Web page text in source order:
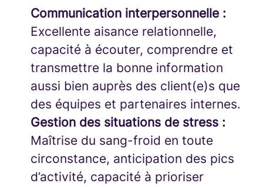
Communication interpersonnelle :
Excellente aisance relationnelle,
capacité à écouter, comprendre et
transmettre la bonne information
aussi bien auprès des client(e)s que
des équipes et partenaires internes.
Gestion des situations de stress :
Maîtrise du sang-froid en toute
circonstance, anticipation des pics
d’activité, capacité à prioriser